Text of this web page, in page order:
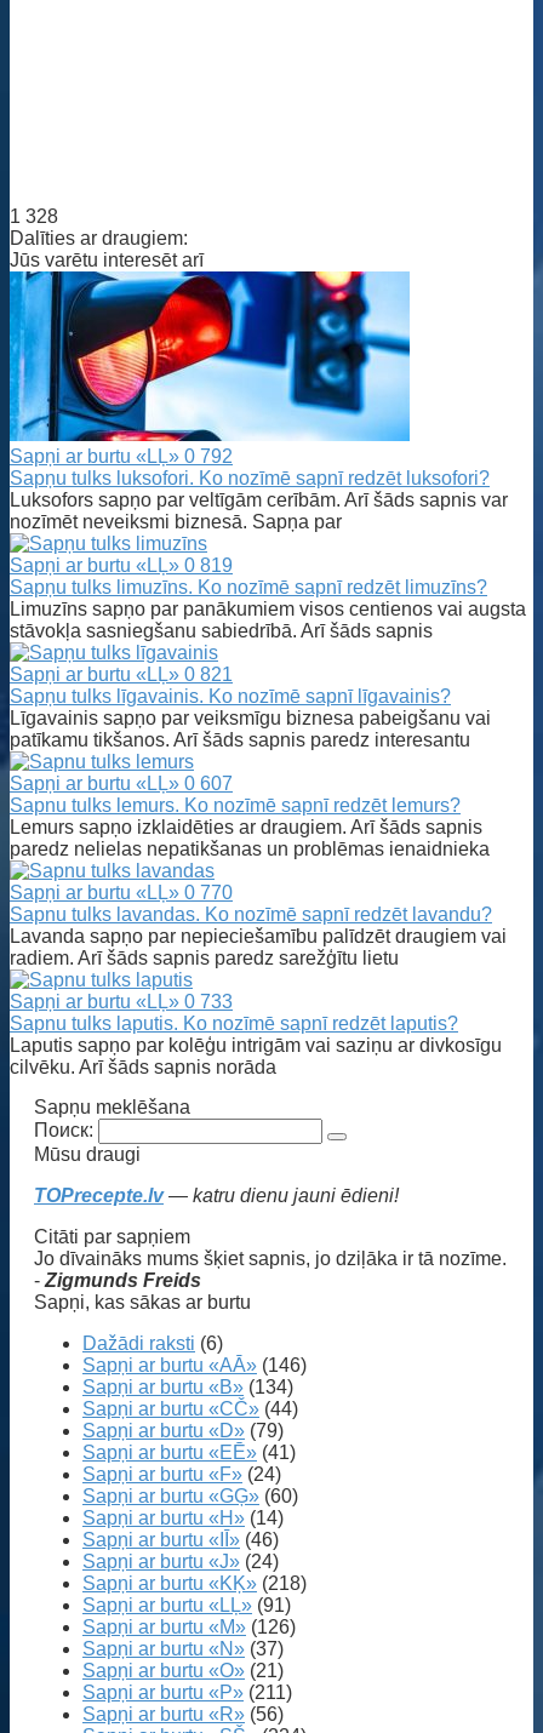
1 328
Dalīties ar draugiem:
Jūs varētu interesēt arī
Sapņi ar burtu «LĻ» 0 792
Sapņu tulks luksofori. Ko nozīmē sapnī redzēt luksofori?
Luksofors sapņo par veltīgām cerībām. Arī šāds sapnis var
nozīmēt neveiksmi biznesā. Sapņa par
Sapņi ar burtu «LĻ» 0 819
Sapņu tulks limuzīns. Ko nozīmē sapnī redzēt limuzīns?
Limuzīns sapņo par panākumiem visos centienos vai augsta
stāvokļa sasniegšanu sabiedrībā. Arī šāds sapnis
Sapņi ar burtu «LĻ» 0 821
Sapņu tulks līgavainis. Ko nozīmē sapnī līgavainis?
Līgavainis sapņo par veiksmīgu biznesa pabeigšanu vai
patīkamu tikšanos. Arī šāds sapnis paredz interesantu
Sapņi ar burtu «LĻ» 0 607
Sapnu tulks lemurs. Ko nozīmē sapnī redzēt lemurs?
Lemurs sapņo izklaidēties ar draugiem. Arī šāds sapnis
paredz nelielas nepatikšanas un problēmas ienaidnieka
Sapņi ar burtu «LĻ» 0 770
Sapnu tulks lavandas. Ko nozīmē sapnī redzēt lavandu?
Lavanda sapņo par nepieciešamību palīdzēt draugiem vai
radiem. Arī šāds sapnis paredz sarežģītu lietu
Sapņi ar burtu «LĻ» 0 733
Sapnu tulks laputis. Ko nozīmē sapnī redzēt laputis?
Laputis sapņo par kolēģu intrigām vai saziņu ar divkosīgu
cilvēku. Arī šāds sapnis norāda
Sapņu meklēšana
Поиск:
Mūsu draugi
TOPrecepte.lv— katru dienu jauni ēdieni!
Citāti par sapņiem
Jo dīvaināks mums šķiet sapnis, jo dziļāka ir tā nozīme.
- Zigmunds Freids
Sapņi, kas sākas ar burtu
Dažādi raksti (6)
Sapņi ar burtu «AĀ» (146)
Sapņi ar burtu «B» (134)
Sapņi ar burtu «CČ» (44)
Sapņi ar burtu «D» (79)
Sapņi ar burtu «EĒ» (41)
Sapņi ar burtu «F» (24)
Sapņi ar burtu «GĢ» (60)
Sapņi ar burtu «H» (14)
Sapņi ar burtu «IĪ» (46)
Sapņi ar burtu «J» (24)
Sapņi ar burtu «KĶ» (218)
Sapņi ar burtu «LĻ» (91)
Sapņi ar burtu «M» (126)
Sapņi ar burtu «N» (37)
Sapņi ar burtu «O» (21)
Sapņi ar burtu «P» (211)
Sapņi ar burtu «R» (56)